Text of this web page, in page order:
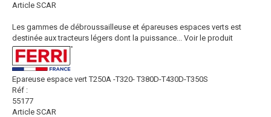
Article SCAR
Les gammes de débroussailleuse et épareuses espaces verts est
destinée aux tracteurs légers dont la puissance... Voir le produit
Epareuse espace vert T250A -T320- T380D-T430D-T350S
Réf :
55177
Article SCAR